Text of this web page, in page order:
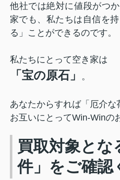
他社では絶対に値段がつ
家でも、私たちは自信を
る」ことができるのです。
私たちにとって空き家は
「宝の原石」 。
あなたからすれば「厄介な
お互いにとってWin-Winの
買取対象とな
件」をご確認